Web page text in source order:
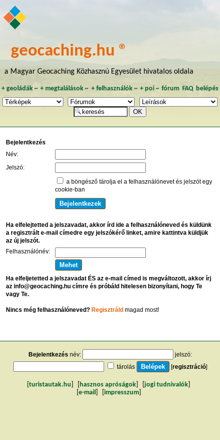
geocaching.hu ®
a Magyar Geocaching Közhasznú Egyesület hivatalos oldala
+ geoládák~ +megtalálások ~ + felhasználók~ + poi~ fórum FAQ belépés
Bejelentkezés
Név:
Jelszó:
a böngésző tárolja el a felhasználónevet és jelszót egy
cookie-ban
Ha elfelejtetted a jelszavadat, akkor írd ide a felhasználóneved és küldünk
a regisztrált e-mail címedre egy jelszókérő linket, amire kattintva küldjük
az új jelszót.
Felhasználónév:
Ha elfeljetetted a jelszavadat ÉS az e-mail címed is megváltozott, akkor írj
az info@geocaching.hu címre és próbáld hitelesen bizonyítani, hogy Te
vagy Te.
Nincs még felhasználóneved? Regisztráldmagad most!
Bejelentkezés név:
jelszó:
tárolás
[regisztráció]
turistautak.hu hasznos apróságok jogi tudnivalók
e-mail impresszum]